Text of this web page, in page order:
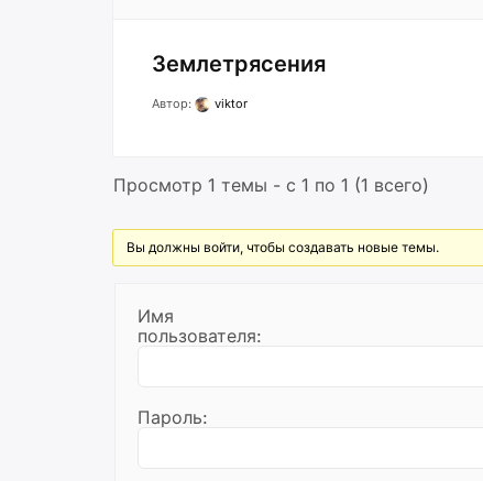
Землетрясения
Автор: viktor
Просмотр 1 темы - с 1 по 1 (1 всего)
Вы должны войти, чтобы создавать новые темы.
Имя
пользователя:
Пароль: